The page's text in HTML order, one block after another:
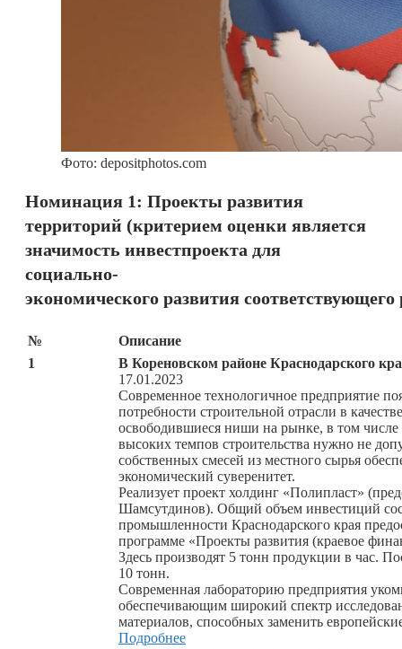
Фото: depositphotos.com
Номинация 1: Проекты развития
территорий (критерием оценки является
значимость инвестпроекта для
социально-
экономического развития соответствующего
№
Описание
1
В Кореновском районе Краснодарского
17.01.2023
Современное технологичное предприятие
потребности строительной отрасли в
освободившиеся ниши на рынке, в том числе
высоких темпов строительства нужно не
собственных смесей из местного сырья
экономический суверенитет.
Реализует проект холдинг «Полипласт»
Шамсутдинов). Общий объем инвестиций
промышленности Краснодарского края
программе «Проекты развития (краевое
Здесь производят 5 тонн продукции в час.
10 тонн.
Современная лабораторию предприятия
обеспечивающим широкий спектр
материалов, способных заменить
Подробнее